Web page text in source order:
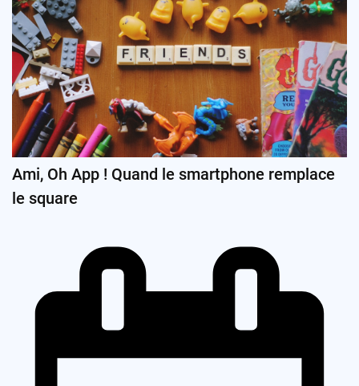
Ami, Oh App ! Quand le smartphone remplace
le square